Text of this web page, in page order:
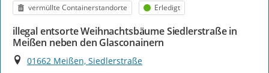
Kategorie
vermüllte Containerstandorte Status
Erledigt
illegal entsorte Weihnachtsbäume Siedlerstraße in
Meißen neben den Glasconainern
Ort
01662 Meißen, Siedlerstraße